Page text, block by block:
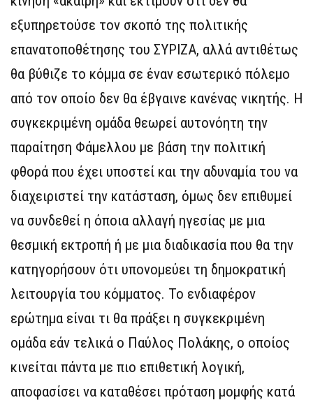
εξυπηρετούσε τον σκοπό της πολιτικής
επανατοποθέτησης του ΣΥΡΙΖΑ, αλλά αντιθέτως
θα βύθιζε το κόμμα σε έναν εσωτερικό πόλεμο
από τον οποίο δεν θα έβγαινε κανένας νικητής. Η
συγκεκριμένη ομάδα θεωρεί αυτονόητη την
παραίτηση Φάμελλου με βάση την πολιτική
φθορά που έχει υποστεί και την αδυναμία του να
διαχειριστεί την κατάσταση, όμως δεν επιθυμεί
να συνδεθεί η όποια αλλαγή ηγεσίας με μια
θεσμική εκτροπή ή με μια διαδικασία που θα την
κατηγορήσουν ότι υπονομεύει τη δημοκρατική
λειτουργία του κόμματος. Το ενδιαφέρον
ερώτημα είναι τι θα πράξει η συγκεκριμένη
ομάδα εάν τελικά ο Παύλος Πολάκης, ο οποίος
κινείται πάντα με πιο επιθετική λογική,
αποφασίσει να καταθέσει πρόταση μομφής κατά